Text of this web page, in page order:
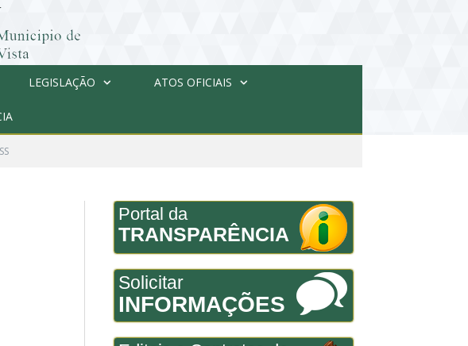
LEGISLAÇÃO ATOS OFICIAIS
Portal da
TRANSPARÊNCIA
Solicitar
INFORMAÇÕES